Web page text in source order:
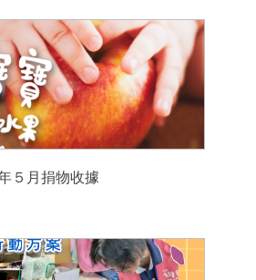
５月捐物收據